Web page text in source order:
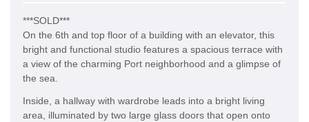
***SOLD***
On the 6th and top floor of a building with an elevator, this
bright and functional studio features a spacious terrace with
a view of the charming Port neighborhood and a glimpse of
the sea.
Inside, a hallway with wardrobe leads into a bright living
area, illuminated by two large glass doors that open onto